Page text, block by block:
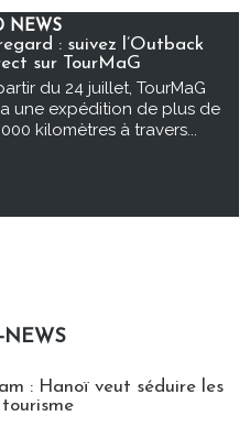
NEWS
: suivez l’Outback
sur TourMaG
du 24 juillet, TourMaG
une expédition de plus de
kilomètres à travers...
NEWS
: Hanoï veut séduire les